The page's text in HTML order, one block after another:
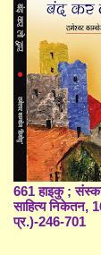
661 हाइकु ;
साहित्य निकेतन,
प्र.)-246-701